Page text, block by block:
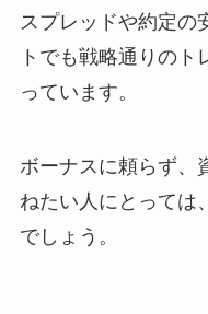
スプレッドや約定の
トでも戦略通りの
っています。
ボーナスに頼らず、
ねたい人にとっては
でしょう。